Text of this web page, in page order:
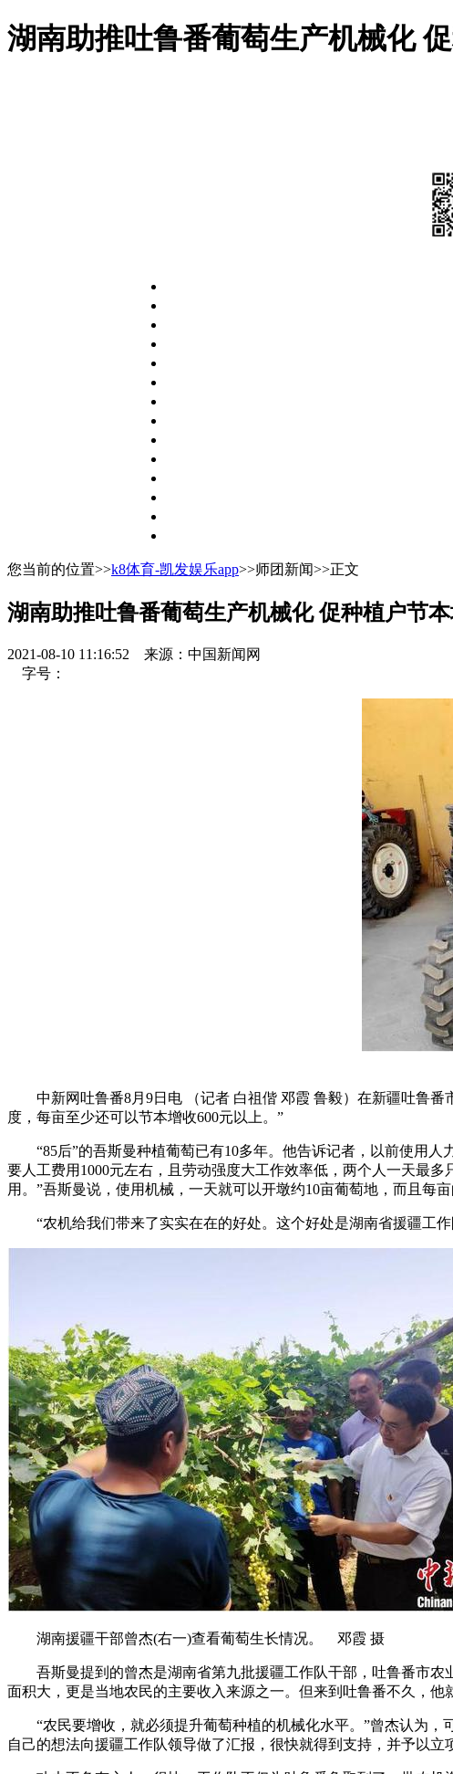
湖南助推吐鲁番葡萄生产机械化
您当前的位置>>k8体育-凯发娱乐app>>师团新闻>>正文
湖南助推吐鲁番葡萄生产机械化 促种植户节
2021-08-10 11:16:52
来源：中国新闻网
字号：
中新网吐鲁番8月9日电 （记者 白祖偕 邓霞 鲁毅）在新疆吐鲁番
度，每亩至少还可以节本增收600元以上。”
“85后”的吾斯曼种植葡萄已有10多年。他告诉记者，以前使用人
要人工费用1000元左右，且劳动强度大工作效率低，两个人一天最
用。”吾斯曼说，使用机械，一天就可以开墩约10亩葡萄地，而且每亩
“农机给我们带来了实实在在的好处。这个好处是湖南省援疆工作
湖南援疆干部曾杰(右一)查看葡萄生长情况。 邓霞 摄
吾斯曼提到的曾杰是湖南省第九批援疆工作队干部，吐鲁番市农
面积大，更是当地农民的主要收入来源之一。但来到吐鲁番不久，
“农民要增收，就必须提升葡萄种植的机械化水平。”曾杰认为，
自己的想法向援疆工作队领导做了汇报，很快就得到支持，并予以